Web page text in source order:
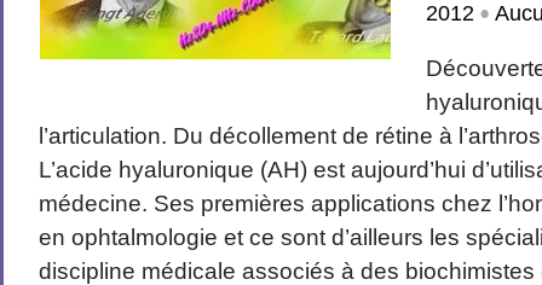
2012 •
l’articulation. Du décollement de rétine à
L’acide hyaluronique (AH) est aujourd’hui
médecine. Ses premières applications chez
en ophtalmologie et ce sont d’ailleurs les
discipline médicale associés à des